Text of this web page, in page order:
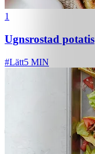
1
Ugnsrostad potatis
#Lätt5 MIN